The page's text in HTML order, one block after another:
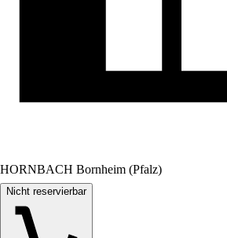
HORNBACH Bornheim (Pfalz)
Nicht reservierbar